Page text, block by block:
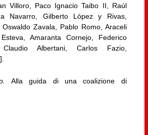
Villoro, Paco Ignacio Taibo II, Raúl
Navarro, Gilberto López y Rivas,
Zavala, Pablo Romo, Araceli
Amaranta Cornejo, Federico
Claudio Albertani, Carlos Fazio,
Alla guida di una coalizione di